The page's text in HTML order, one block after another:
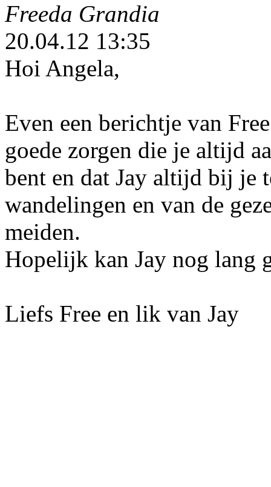
Freeda Grandia
20.04.12 13:35
Hoi Angela,
Even een berichtje van
goede zorgen die je altijd
bent en dat Jay altijd bij je
wandelingen en van de
meiden.
Hopelijk kan Jay nog lang
Liefs Free en lik van Jay